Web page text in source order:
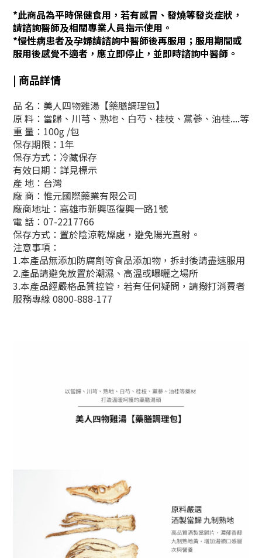
*此商品為平時保健食用，若有感冒、發燒等發炎症狀，
請諮詢醫師及相關專業人員指示使用。
*慢性病患者及孕婦請諮詢中醫師後再服用；服用期間或
服用後感覺不適者，應立即停止，並即時諮詢中醫師。
| 商品詳情
品 名：美人四物雞湯【藥膳調理包】
原 料：當歸、川芎、熟地、白芍、桂枝、黨蔘、油桂....等
重 量：100g /包
保存期限：1年
保存方式：冷藏保存
有效日期：詳見標示
產 地：台灣
廠 商：惟元國際藥業有限公司
廠商地址：高雄市新興區復興一路1號
電 話：07-2217766
保存方式： 置於陰涼乾燥處 ， 避免陽光直射 。
注意事項：
1.本產品無添加防腐劑等食品添加物，拆封後請盡速服用
2.產品請避免放置於潮濕、高溫或曝曬之場所
3.本產品經嚴格品質控管，若有任何疑問，請撥打消費者
服務專線 0800-888-177